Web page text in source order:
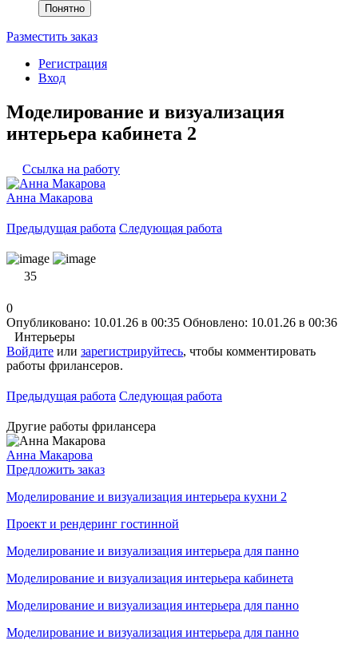
Понятно
Разместить заказ
Регистрация
Вход
Моделирование и визуализация
интерьера кабинета 2
Ссылка на работу
Анна Макарова
Предыдущая работа Следующая работа
35
0
Опубликовано: 10.01.26 в 00:35 Обновлено: 10.01.26 в 00:36
Интерьеры
Войдите или зарегистрируйтесь, чтобы комментировать
работы фрилансеров.
Предыдущая работа Следующая работа
Другие работы фрилансера
Анна Макарова
Предложить заказ
Моделирование и визуализация интерьера кухни 2
Проект и рендеринг гостинной
Моделирование и визуализация интерьера для панно
Моделирование и визуализация интерьера кабинета
Моделирование и визуализация интерьера для панно
Моделирование и визуализация интерьера для панно